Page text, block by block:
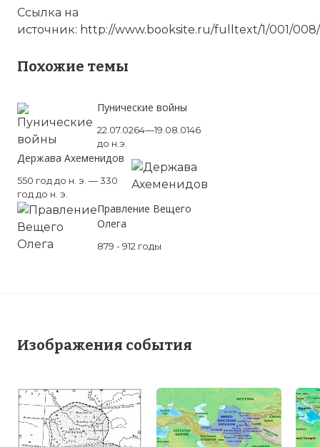
Ссылка на
источник: http://www.booksite.ru/fulltext/1/001/
Похожие темы
Пунические войны
22.07.0264—19.08.0146
до н.э.
Держава Ахеменидов
550 год до н. э. — 330
год до н. э.
Правление Вещего
Олега
879 - 912 годы
Изображения события